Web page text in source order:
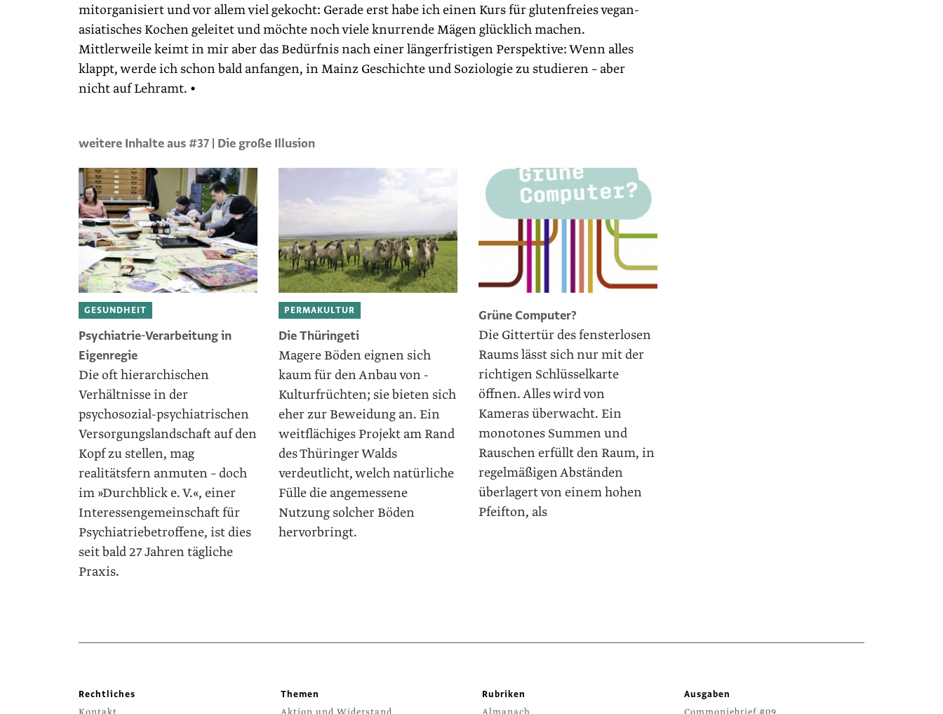
mitorganisiert und vor allem viel gekocht: Gerade erst habe ich einen Kurs für glutenfreies vegan-
asia­tisches Kochen geleitet und möchte noch viele knurrende Mägen glücklich ­machen.
Mittlerweile keimt in mir aber das Bedürfnis nach einer längerfristigen Per­spektive: Wenn alles
klappt, werde ich schon bald anfangen, in Mainz Geschichte und Soziologie zu studieren – aber
nicht auf ­Lehramt. •
weitere Inhalte aus #37 | Die große Illusion
GESUNDHEIT
Psychiatrie-Verarbeitung in
Eigenregie
Die oft hierarchischen
Verhältnisse in der
psychosozial-psychiatrischen
Versorgungslandschaft auf den
Kopf zu stellen, mag
realitätsfern anmuten – doch
im »Durchblick e. V.«, einer
Interessengemeinschaft für
Psychiatriebetroffene, ist dies
seit bald 27 Jahren tägliche
Praxis.
PERMAKULTUR
Die Thüringeti
Magere Böden eignen sich
kaum für den Anbau von ­
Kulturfrüchten; sie bieten sich
eher zur Beweidung an. Ein
weitflächiges Projekt am Rand
des Thüringer Walds
verdeutlicht, welch natürliche
Fülle die angemessene
Nutzung solcher Böden
hervorbringt.
Grüne Computer?
Die Gittertür des fensterlosen
Raums lässt sich nur mit der
richtigen Schlüsselkarte
öffnen. Alles wird von
Kameras überwacht. Ein
monotones Summen und
Rauschen erfüllt den Raum, in
regelmäßigen Abständen
überlagert von einem hohen
Pfeifton, als
Rechtliches
Themen
Rubriken
Ausgaben